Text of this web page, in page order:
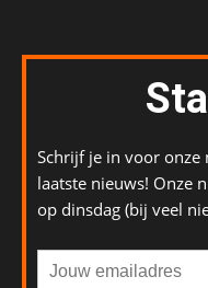
Schrijf je in voor
laatste nieuws! Onze
op dinsdag (bij veel